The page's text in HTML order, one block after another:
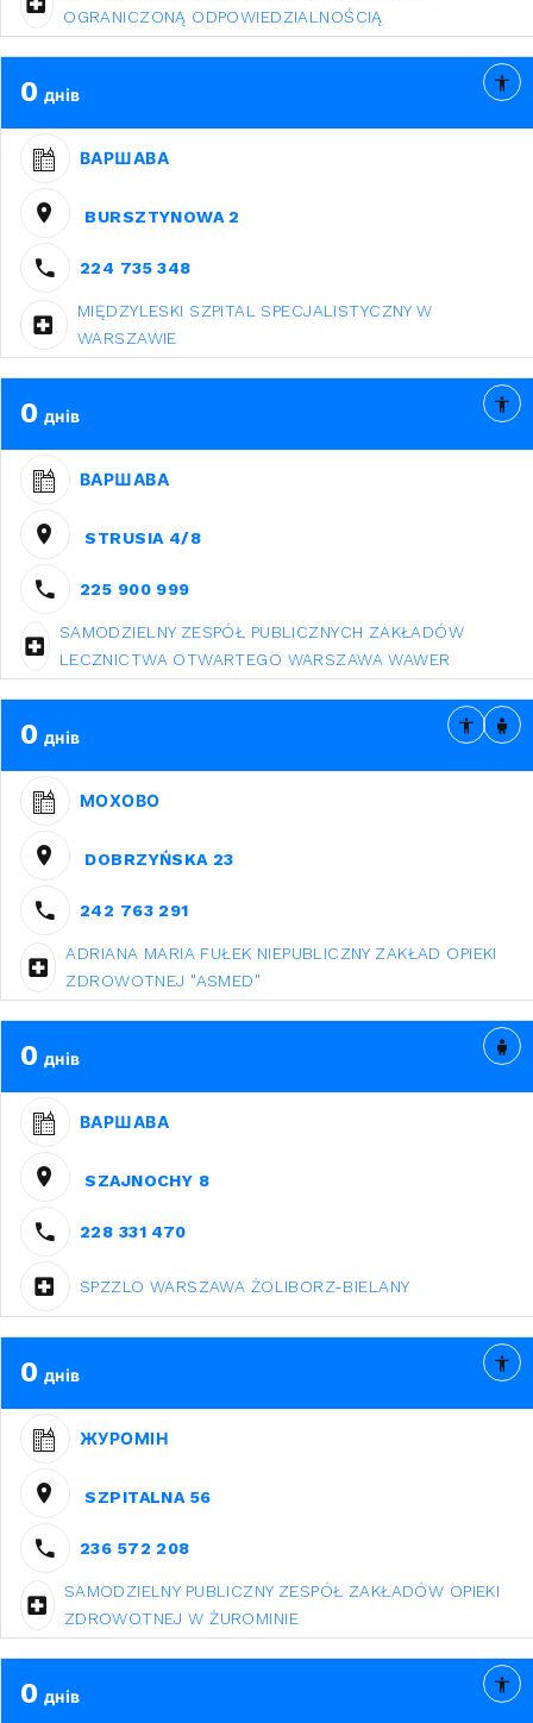
OGRANICZONĄ ODPOWIEDZIALNOŚCIĄ
0 днів
ВАРШАВА
BURSZTYNOWA 2
224 735 348
MIĘDZYLESKI SZPITAL SPECJALISTYCZNY W
WARSZAWIE
0 днів
ВАРШАВА
STRUSIA 4/8
225 900 999
SAMODZIELNY ZESPÓŁ PUBLICZNYCH ZAKŁADÓW
LECZNICTWA OTWARTEGO WARSZAWA WAWER
0 днів
МОХОВО
DOBRZYŃSKA 23
242 763 291
ADRIANA MARIA FUŁEK NIEPUBLICZNY ZAKŁAD OPIEKI
ZDROWOTNEJ "ASMED"
0 днів
ВАРШАВА
SZAJNOCHY 8
228 331 470
SPZZLO WARSZAWA ŻOLIBORZ-BIELANY
0 днів
ЖУРОМІН
SZPITALNA 56
236 572 208
SAMODZIELNY PUBLICZNY ZESPÓŁ ZAKŁADÓW OPIEKI
ZDROWOTNEJ W ŻUROMINIE
0 днів